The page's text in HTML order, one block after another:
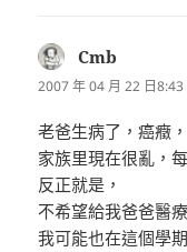
Cmb
示:
2007 年 04 月 22 日8:43
老爸生病了，癌癥，
家族里現在很亂，
反正就是，
不希望給我爸爸醫
我可能也在這個學